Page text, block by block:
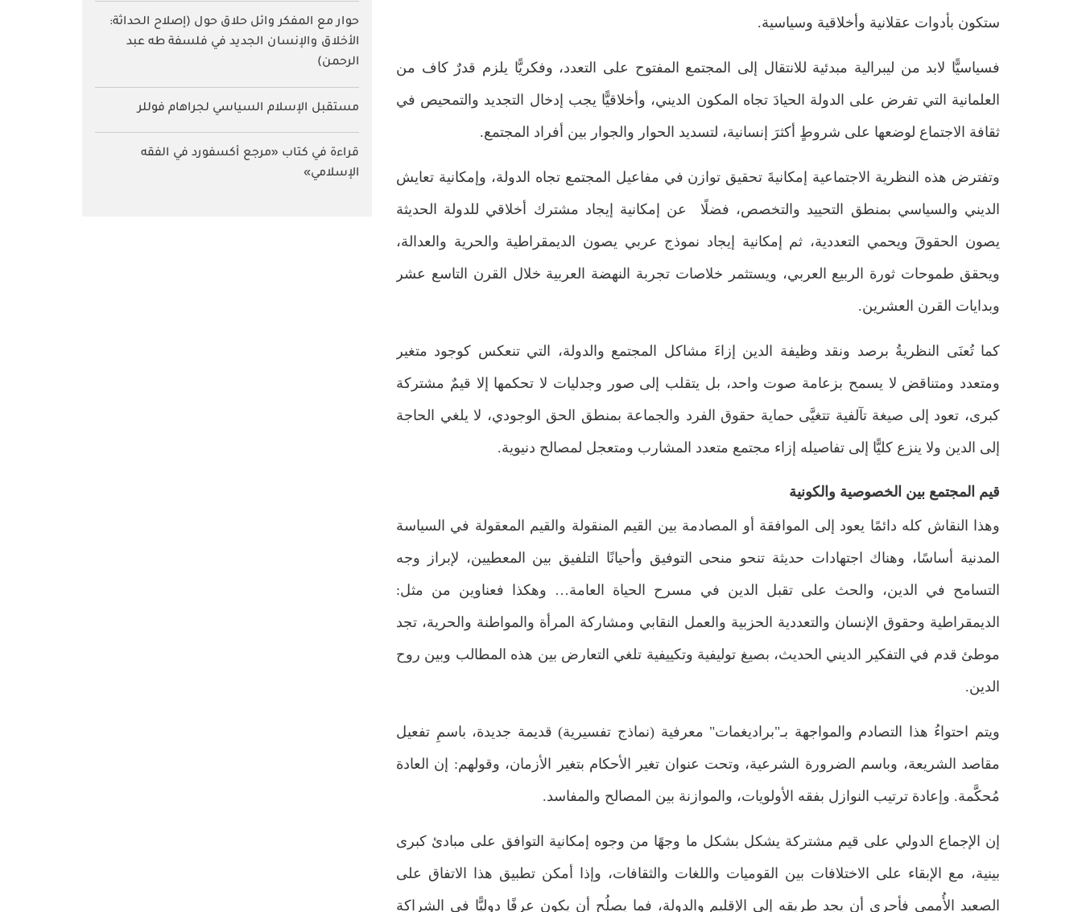
ستكون بأدوات عقلانية وأخلاقية وسياسية.
فسياسيًّا لابد من ليبرالية مبدئية للانتقال إلى المجتمع المفتوح على التعدد، وفكريًّا يلزم قدرٌ كاف من
العلمانية التي تفرض على الدولة الحيادَ تجاه المكون الديني، وأخلاقيًّا يجب إدخال التجديد والتمحيص في
ثقافة الاجتماع لوضعها على شروطٍ أكثرَ إنسانية، لتسديد الحوار والجوار بين أفراد المجتمع.
وتفترض هذه النظرية الاجتماعية إمكانيةَ تحقيق توازن في مفاعيل المجتمع تجاه الدولة، وإمكانية تعايش
الديني والسياسي بمنطق التحييد والتخصص، فضلًا عن إمكانية إيجاد مشترك أخلاقي للدولة الحديثة
يصون الحقوقَ ويحمي التعددية، ثم إمكانية إيجاد نموذج عربي يصون الديمقراطية والحرية والعدالة،
ويحقق طموحات ثورة الربيع العربي، ويستثمر خلاصات تجربة النهضة العربية خلال القرن التاسع عشر
وبدايات القرن العشرين.
كما تُعنَى النظريةُ برصد ونقد وظيفة الدين إزاءَ مشاكل المجتمع والدولة، التي تنعكس كوجود متغير
ومتعدد ومتناقض لا يسمح بزعامة صوت واحد، بل يتقلب إلى صور وجدليات لا تحكمها إلا قيمٌ مشتركة
كبرى، تعود إلى صيغة تآلفية تتغيَّى حماية حقوق الفرد والجماعة بمنطق الحق الوجودي، لا يلغي الحاجة
إلى الدين ولا ينزع كليًّا إلى تفاصيله إزاء مجتمع متعدد المشارب ومتعجل لمصالح دنيوية.
قيم المجتمع بين الخصوصية والكونية
وهذا النقاش كله دائمًا يعود إلى الموافقة أو المصادمة بين القيم المنقولة والقيم المعقولة في السياسة
المدنية أساسًا، وهناك اجتهادات حديثة تنحو منحى التوفيق وأحيانًا التلفيق بين المعطيين، لإبراز وجه
التسامح في الدين، والحث على تقبل الدين في مسرح الحياة العامة… وهكذا فعناوين من مثل:
الديمقراطية وحقوق الإنسان والتعددية الحزبية والعمل النقابي ومشاركة المرأة والمواطنة والحرية، تجد
موطئ قدم في التفكير الديني الحديث، بصيغ توليفية وتكييفية تلغي التعارض بين هذه المطالب وبين روح
الدين.
ويتم احتواءُ هذا التصادم والمواجهة بـ"براديغمات" معرفية (نماذج تفسيرية) قديمة جديدة، باسمِ تفعيل
مقاصد الشريعة، وباسم الضرورة الشرعية، وتحت عنوان تغير الأحكام بتغير الأزمان، وقولهم: إن العادة
مُحكَّمة. وإعادة ترتيب النوازل بفقه الأولويات، والموازنة بين المصالح والمفاسد.
إن الإجماع الدولي على قيم مشتركة يشكل بشكل ما وجهًا من وجوه إمكانية التوافق على مبادئ كبرى
بينية، مع الإبقاء على الاختلافات بين القوميات واللغات والثقافات، وإذا أمكن تطبيق هذا الاتفاق على
الصعيد الأُممي فأحرى أن يجد طريقه إلى الإقليم والدولة، فما يصلُح أن يكون عرفًا دوليًّا في الشراكة
حوار مع المفكر وائل حلاق حول (إصلاح الحداثة:
الأخلاق والإنسان الجديد في فلسفة طه عبد
الرحمن)
مستقبل الإسلام السياسي لجراهام فوللر
قراءة في كتاب «مرجع أكسفورد في الفقه
الإسلامي»